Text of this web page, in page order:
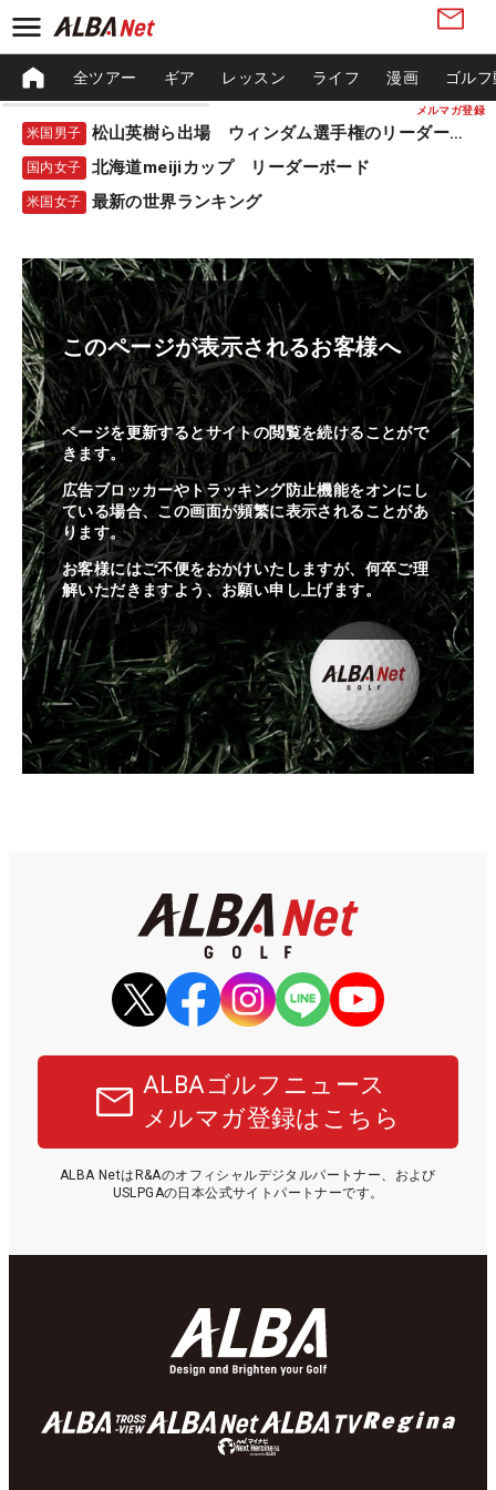
メルマガ登録
全ツアー ギア レッスン ライフ 漫画 ゴル
米国男子 松山英樹ら出場 ウィンダム選手権のリーダーボード
国内女子 北海道meijiカップ リーダーボード
米国女子 最新の世界ランキング
このページが表示されるお客様へ
ページを更新するとサイトの閲覧を続けることがで
きます。
広告ブロッカーやトラッキング防止機能をオンにし
ている場合、この画面が頻繁に表示されることがあ
ります。
お客様にはご不便をおかけいたしますが、何卒ご理
解いただきますよう、お願い申し上げます。
ALBAゴルフニュース
メルマガ登録はこちら
ALBA NetはR&Aのオフィシャルデジタルパートナー、および
USLPGAの日本公式サイトパートナーです。